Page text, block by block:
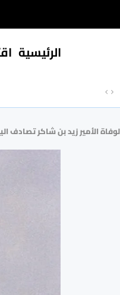
الرئيسية